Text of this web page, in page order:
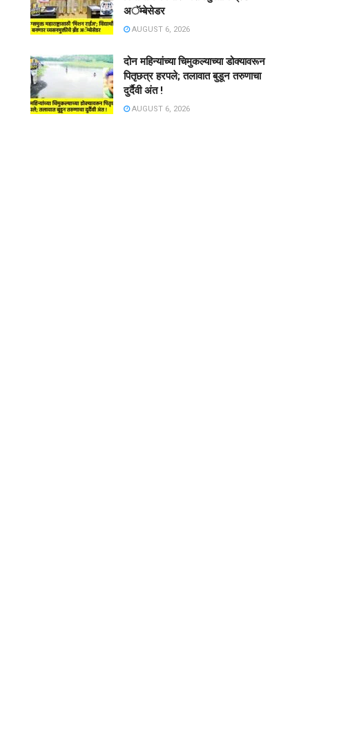
अॅम्बेसेडर
AUGUST 6, 2026
दोन महिन्यांच्या चिमुकल्याच्या डोक्यावरून
पितृछत्र हरपले; तलावात बुडून तरुणाचा
दुर्दैवी अंत !
AUGUST 6, 2026